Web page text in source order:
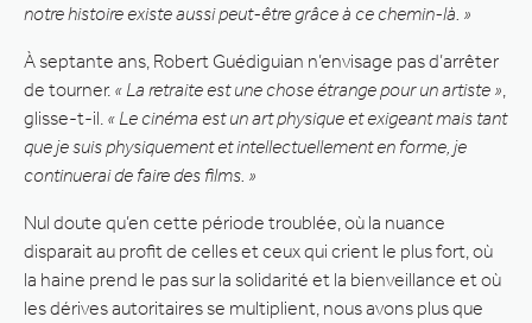
notre histoire existe aussi peut-être grâce à ce chemin-là. »
À septante ans, Robert Guédiguian n’envisage pas d’arrêter
de tourner. « La retraite est une chose étrange pour un artiste »
glisse-t-il. « Le cinéma est un art physique et exigeant mais tant
que je suis physiquement et intellectuellement en forme, je
continuerai de faire des films. »
Nul doute qu’en cette période troublée, où la nuance
disparait au profit de celles et ceux qui crient le plus fort, où
la haine prend le pas sur la solidarité et la bienveillance et où
les dérives autoritaires se multiplient, nous avons plus que